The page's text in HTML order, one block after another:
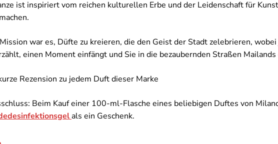
ist inspiriert vom reichen kulturellen Erbe und der Leidenschaft für
war es, Düfte zu kreieren, die den Geist der Stadt zelebrieren,
einen Moment einfängt und Sie in die bezaubernden Straßen
Rezension zu jedem Duft dieser Marke
Beim Kauf einer 100-ml-Flasche eines beliebigen Duftes von
als ein Geschenk.